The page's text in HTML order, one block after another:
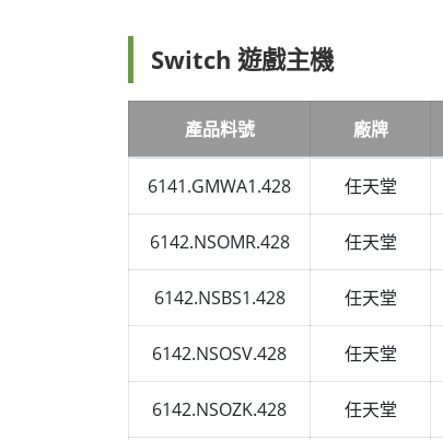
Switch 遊戲主機
產品料號 廠牌
6141.GMWA1.428 任天堂
6142.NSOMR.428 任天堂
6142.NSBS1.428 任天堂
6142.NSOSV.428 任天堂
6142.NSOZK.428 任天堂